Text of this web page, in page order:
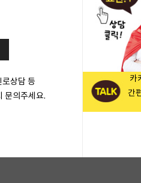
상담 등
문의주세요.
카
간